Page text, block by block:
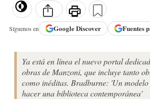
Síguenos en GoogleDiscover Fuentes
Ya está en línea el nuevo portal
obras de Manzoni, que incluye tanto
como inéditas. Bradburne: 'Un modelo
hacer una biblioteca contemporánea'